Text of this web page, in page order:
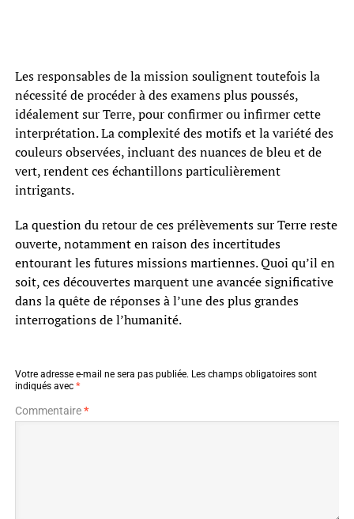
Les responsables de la mission soulignent toutefois la
nécessité de procéder à des examens plus poussés,
idéalement sur Terre, pour confirmer ou infirmer cette
interprétation. La complexité des motifs et la variété des
couleurs observées, incluant des nuances de bleu et de
vert, rendent ces échantillons particulièrement
intrigants.
La question du retour de ces prélèvements sur Terre reste
ouverte, notamment en raison des incertitudes
entourant les futures missions martiennes. Quoi qu’il en
soit, ces découvertes marquent une avancée significative
dans la quête de réponses à l’une des plus grandes
interrogations de l’humanité.
Votre adresse e-mail ne sera pas publiée. Les champs obligatoires sont
indiqués avec *
Commentaire*